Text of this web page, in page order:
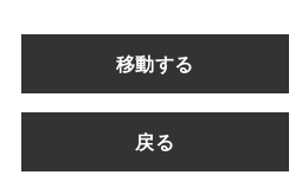
移動する
戻る